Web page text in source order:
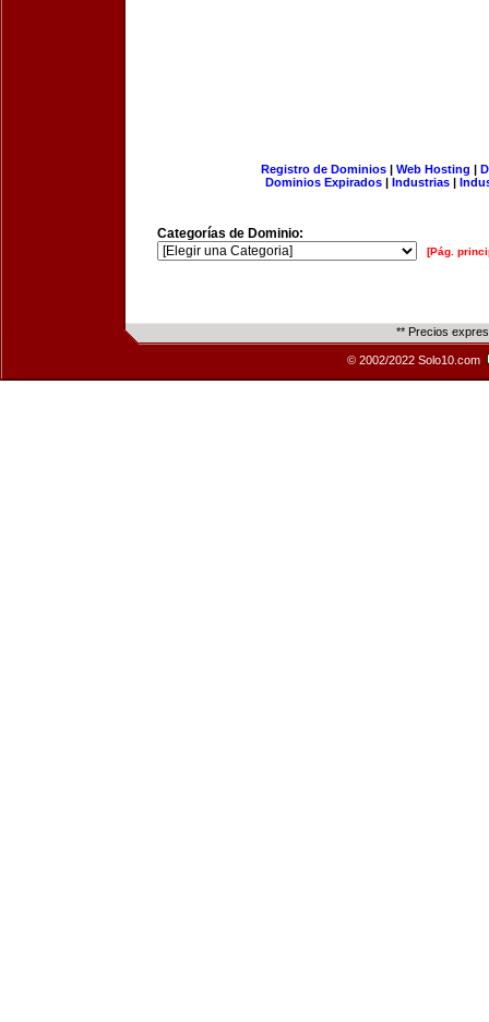
Registro de Dominios| Web Hosting |
Dominios Expirados | Industrias |
Categorías de Dominio:
[Pág.
** Precios
© 2002/2022 Solo10.com